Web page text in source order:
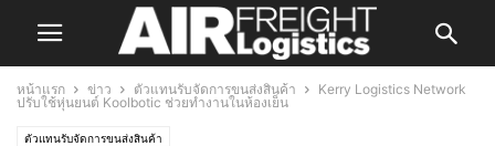
หน้าแรก ข่าว ตัวแทนรับจัดการขนส่งสินค้า
Kerry Logistics Network
ปรับใช้หุ่นยนต์ Koolbotic ช่วยทำงานในห้องเย็น
ตัวแทนรับจัดการขนส่งสินค้า